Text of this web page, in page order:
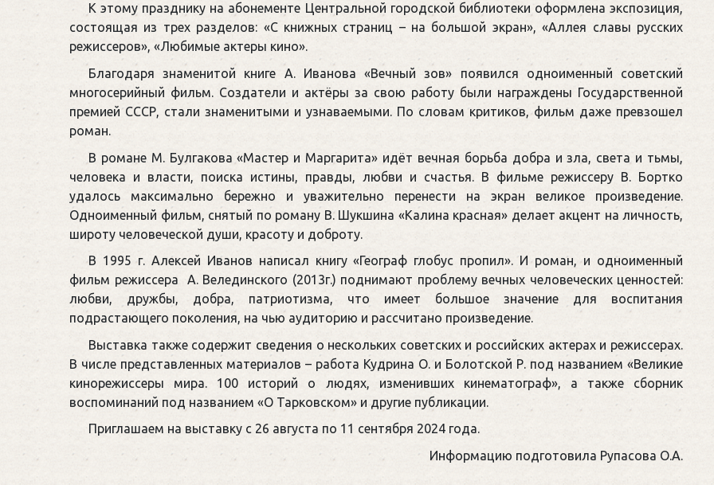
К этому празднику на абонементе Центральной городской библиотеки оформлена экспозиция,
состоящая из трех разделов: «С книжных страниц – на большой экран», «Аллея славы русских
режиссеров», «Любимые актеры кино».
Благодаря знаменитой книге А. Иванова «Вечный зов» появился одноименный советский
многосерийный фильм. Создатели и актёры за свою работу были награждены Государственной
премией СССР, стали знаменитыми и узнаваемыми. По словам критиков, фильм даже превзошел
роман.
В романе М. Булгакова «Мастер и Маргарита» идёт вечная борьба добра и зла, света и тьмы,
человека и власти, поиска истины, правды, любви и счастья. В фильме режиссеру В. Бортко
удалось максимально бережно и уважительно перенести на экран великое произведение.
Одноименный фильм, снятый по роману В. Шукшина «Калина красная» делает акцент на личность,
широту человеческой души, красоту и доброту.
В 1995 г. Алексей Иванов написал книгу «Географ глобус пропил». И роман, и одноименный
фильм режиссера А. Велединского (2013г.) поднимают проблему вечных человеческих ценностей:
любви, дружбы, добра, патриотизма, что имеет большое значение для воспитания
подрастающего поколения, на чью аудиторию и рассчитано произведение.
Выставка также содержит сведения о нескольких советских и российских актерах и режиссерах.
В числе представленных материалов – работа Кудрина О. и Болотской Р. под названием «Великие
кинорежиссеры мира. 100 историй о людях, изменивших кинематограф», а также сборник
воспоминаний под названием «О Тарковском» и другие публикации.
Приглашаем на выставку с 26 августа по 11 сентября 2024 года.
Информацию подготовила Рупасова О.А.